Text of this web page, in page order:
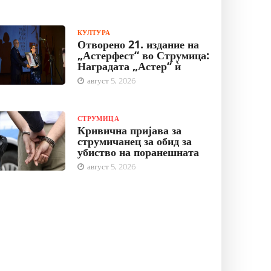
КУЛТУРА
Отворено 21. издание на
„Астерфест“ во Струмица:
Наградата „Астер“ ѝ
август 5, 2026
СТРУМИЦА
Кривична пријава за
струмичанец за обид за
убиство на поранешната
август 5, 2026